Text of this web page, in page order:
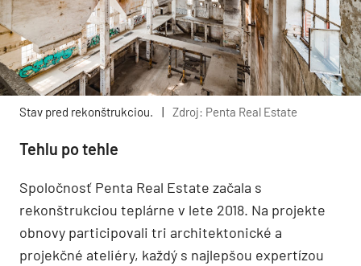
Stav pred rekonštrukciou. | Zdroj: Penta Real Estate
Tehlu po tehle
Spoločnosť Penta Real Estate začala s
rekonštrukciou teplárne v lete 2018. Na projekte
obnovy participovali tri architektonické a
projekčné ateliéry, každý s najlepšou expertízou